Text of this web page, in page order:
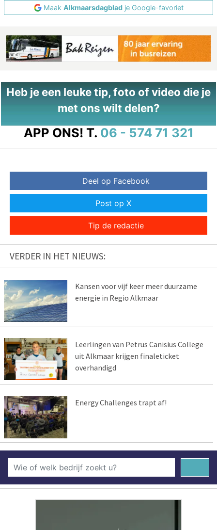
Maak Alkmaarsdagbladje Google-favoriet
Heb je een leuke tip, foto of video die je
met ons wilt delen?
APP ONS! T. 06 - 574 71 321
Deel op Facebook
Post op X
Tip de redactie
VERDER IN HET NIEUWS:
Kansen voor vijf keer meer duurzame
energie in Regio Alkmaar
Leerlingen van Petrus Canisius College
uit Alkmaar krijgen finaleticket
overhandigd
Energy Challenges trapt af!